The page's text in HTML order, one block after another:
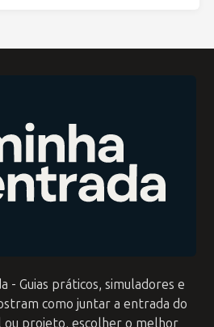
- Guias práticos, simuladores e
como juntar a entrada do
ou projeto, escolher o melhor